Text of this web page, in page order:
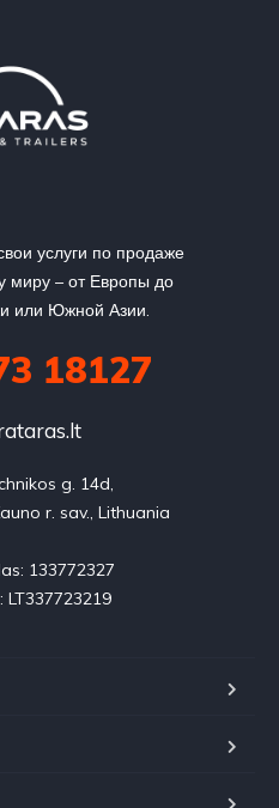
услуги по продаже
миру – от Европы до
или Южной Азии.
18127
g. 14d,
r. sav., Lithuania
133772327
LT337723219